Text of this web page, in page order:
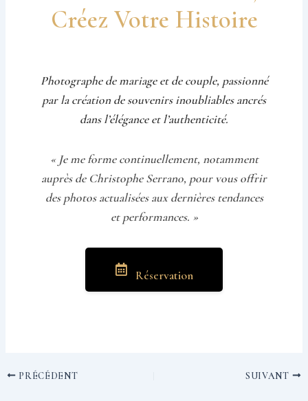
Créez Votre Histoire
Photographe de mariage et de couple, passionné
par la création de souvenirs inoubliables ancrés
dans l’élégance et l’authenticité.
« Je me forme continuellement, notamment
auprès de Christophe Serrano, pour vous offrir
des photos actualisées aux dernières tendances
et performances. »
Réservation
PRÉCÉDENT SUIVANT